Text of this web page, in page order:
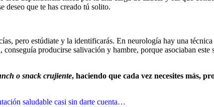
deseo que te has creado tú solito.
pero estúdiate y la identificarás. En neurología hay una
producirse salivación y hambre, porque asociaban este
o snack crujiente, haciendo que cada vez necesites más,
saludable casi sin darte cuenta…